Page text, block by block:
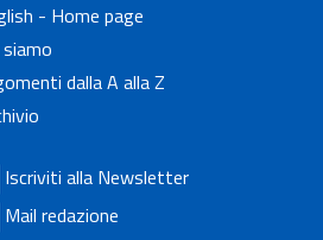
- Home page
siamo
dalla A alla Z
Iscriviti alla Newsletter
Mail redazione